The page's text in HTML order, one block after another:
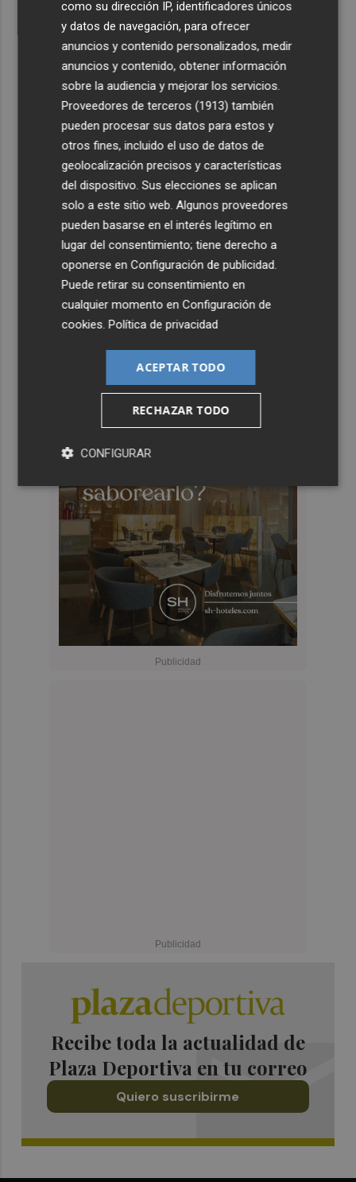
Recibe toda la actualidad de
Plaza Deportiva en tu correo
Quiero suscribirme
como su dirección IP, identificadores únicos
y datos de navegación, para ofrecer
anuncios y contenido personalizados, medir
anuncios y contenido, obtener información
sobre la audiencia y mejorar los servicios.
Proveedores de terceros (1913) también
pueden procesar sus datos para estos y
otros fines, incluido el uso de datos de
geolocalización precisos y características
del dispositivo. Sus elecciones se aplican
solo a este sitio web. Algunos proveedores
pueden basarse en el interés legítimo en
lugar del consentimiento; tiene derecho a
oponerse enConfiguración de publicidad.
Puede retirar su consentimiento en
cualquier momento enConfiguración de
cookies.Política de privacidad
ACEPTAR TODO
RECHAZAR TODO
CONFIGURAR